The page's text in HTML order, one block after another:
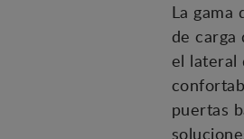
La gama
de carga
el lateral
puertas